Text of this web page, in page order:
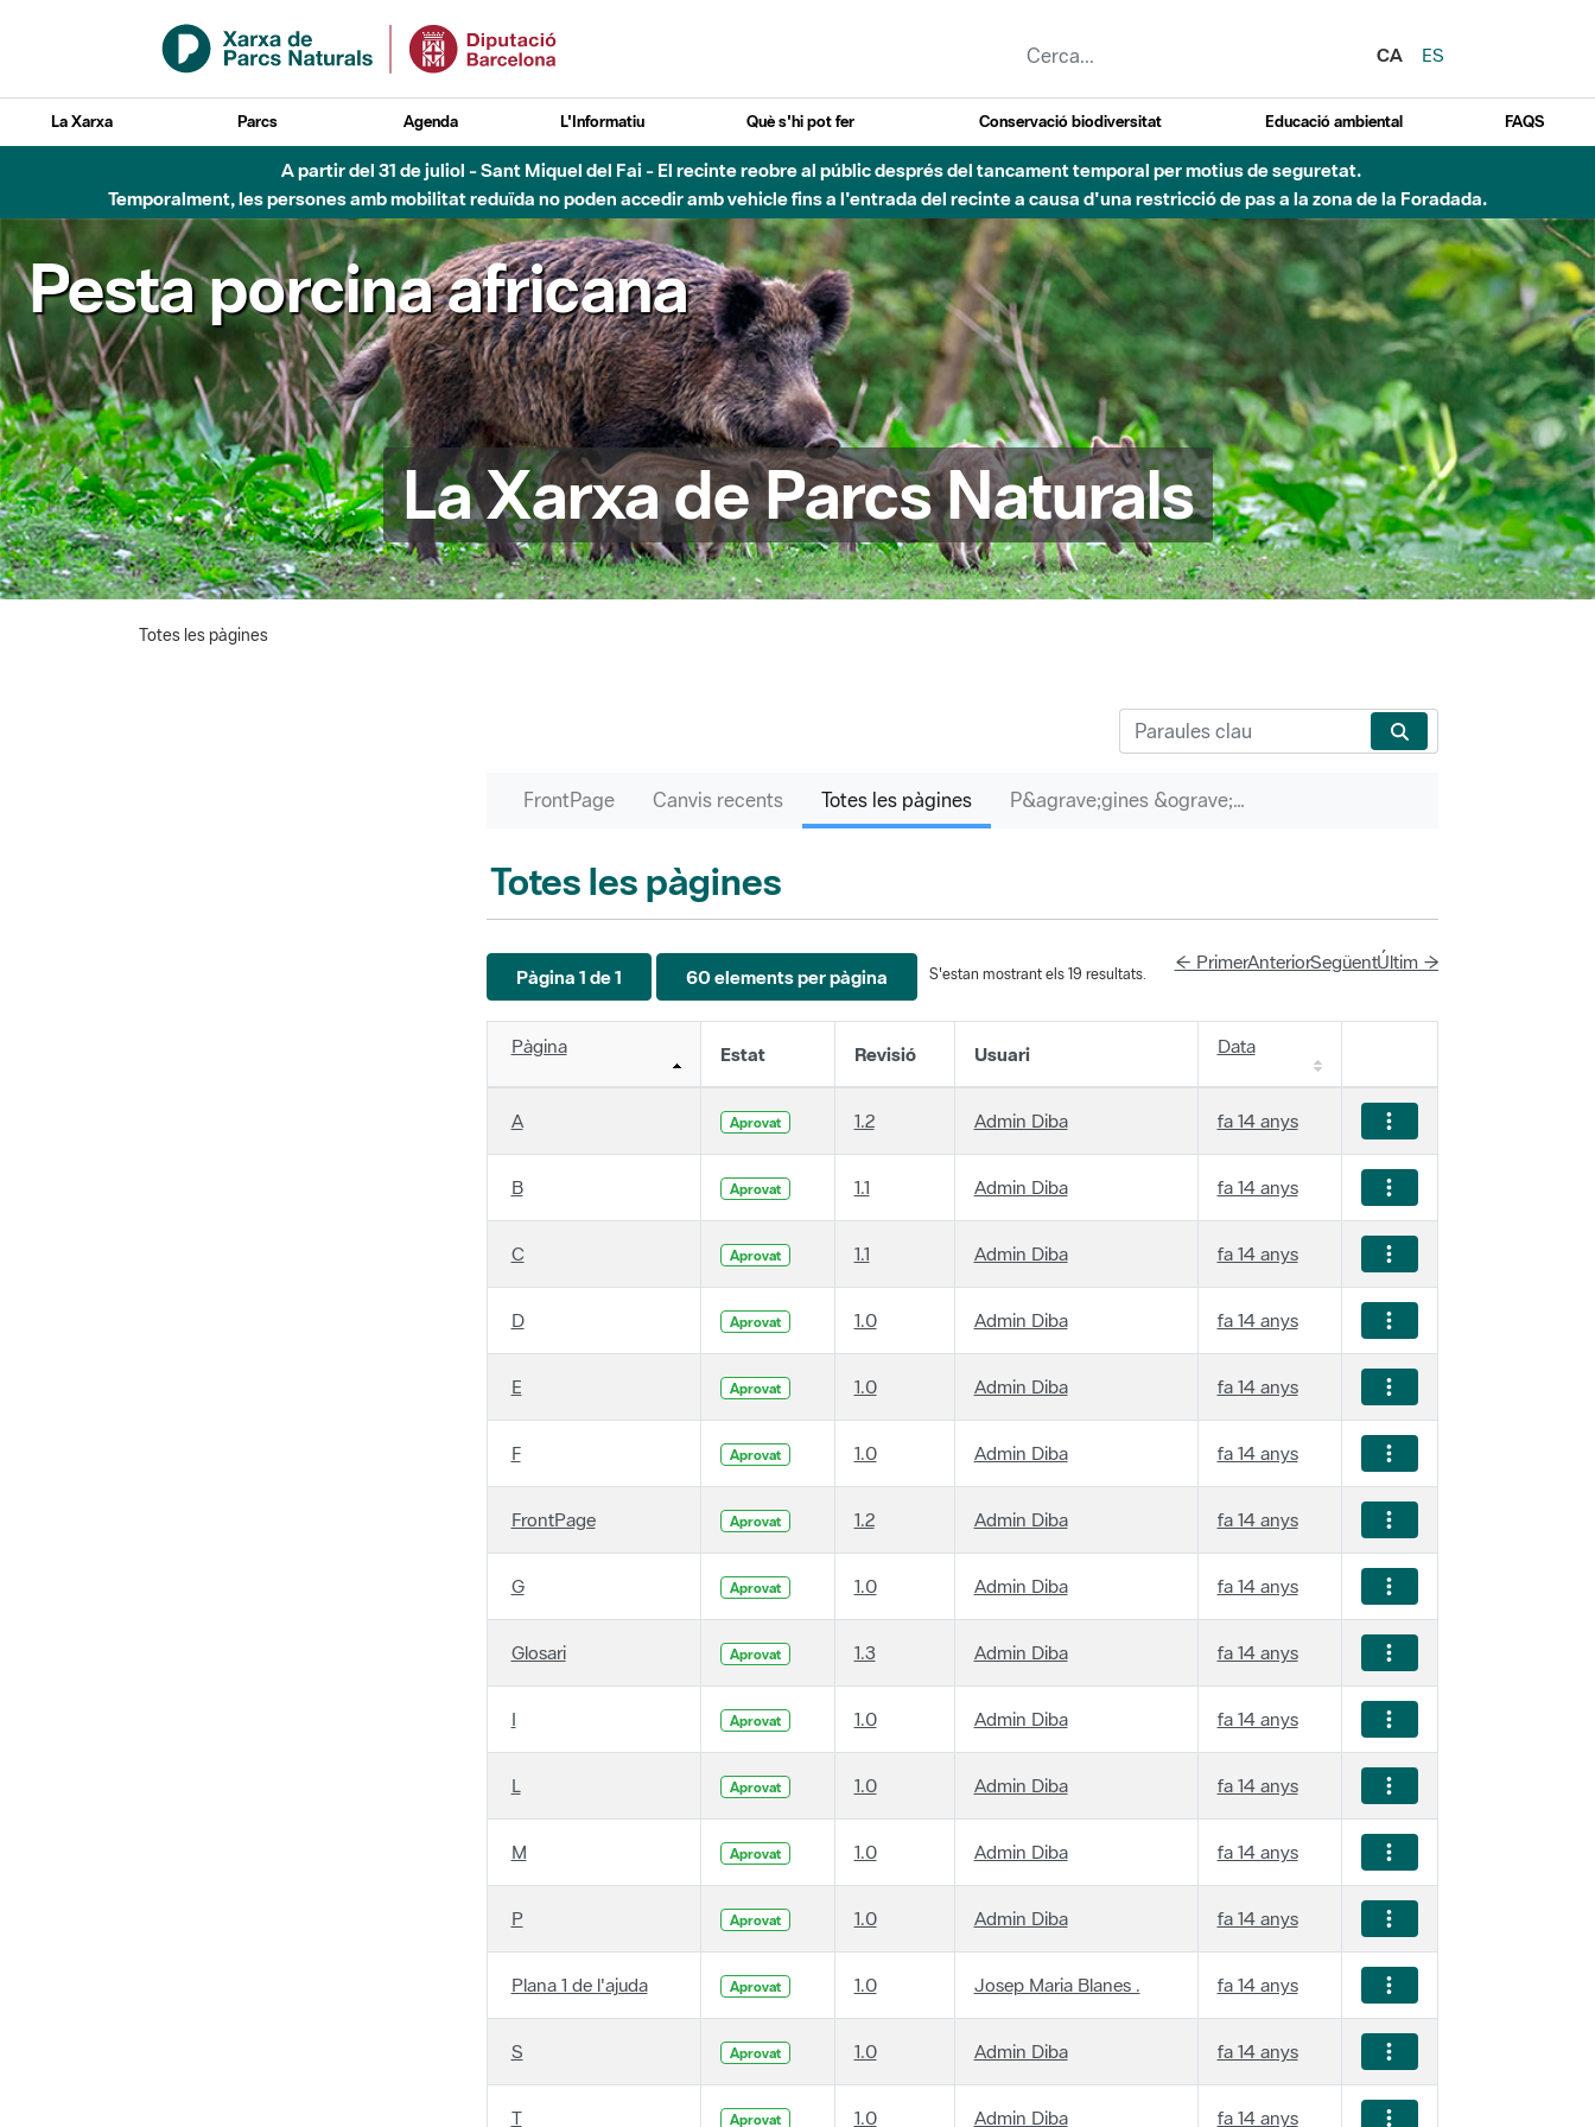
Salta al contingut principal
CA
ES
La Xarxa Parcs Agenda L'Informatiu Què s'hi pot fer Conservació biodiversitat Educació ambiental FAQS
Fins al desembre de 2026 - Parc Fluvial Besòs - Afectacions a la llera del Parc Fluvial del Besòs degut a obres de construcció d'una passera sobre el riu
Pesta porcina africana
La Xarxa de Parcs Naturals
Pàgina 1 de 1 60 elements per pàgina
Pàgina Estat Revisió Usuari Data
A 1.2 Admin Diba fa 14 anys
B Aprovat 1.1 Admin Diba fa 14 anys
C 1.1 Admin Diba fa 14 anys
D Aprovat 1.0 Admin Diba fa 14 anys
E 1.0 Admin Diba fa 14 anys
F Aprovat 1.0 Admin Diba fa 14 anys
FrontPage 1.2 Admin Diba fa 14 anys
G Aprovat 1.0 Admin Diba fa 14 anys
Glosari 1.3 Admin Diba fa 14 anys
I Aprovat 1.0 Admin Diba fa 14 anys
L 1.0 Admin Diba fa 14 anys
M Aprovat 1.0 Admin Diba fa 14 anys
P 1.0 Admin Diba fa 14 anys
Plana 1 de l'ajuda Aprovat 1.0 Josep Maria Blanes . fa 14 anys
S 1.0 Admin Diba fa 14 anys
T Aprovat 1.0 Admin Diba fa 14 anys